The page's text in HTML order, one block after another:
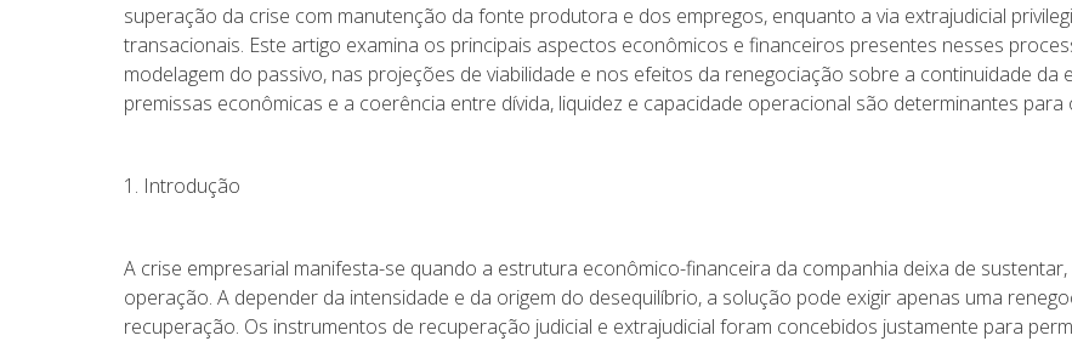
superação da crise com manutenção da fonte produtora e dos empregos, enquanto a via extrajudicial
transacionais. Este artigo examina os principais aspectos econômicos e financeiros presentes nesses
modelagem do passivo, nas projeções de viabilidade e nos efeitos da renegociação sobre a continuidade da
premissas econômicas e a coerência entre dívida, liquidez e capacidade operacional são determinantes
1. Introdução
A crise empresarial manifesta-se quando a estrutura econômico-financeira da companhia deixa de
operação. A depender da intensidade e da origem do desequilíbrio, a solução pode exigir apenas uma
recuperação. Os instrumentos de recuperação judicial e extrajudicial foram concebidos justamente para